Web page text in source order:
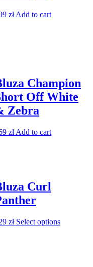
zł Add to cart
Champion
Off White
Zebra
zł Add to cart
Curl
zł Select options